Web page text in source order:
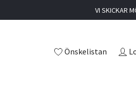
VI SKICKAR
Önskelistan